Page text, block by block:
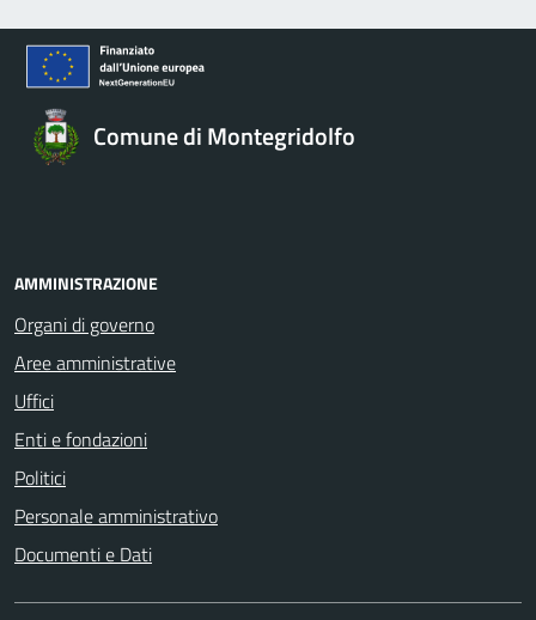
Comune di Montegridolfo
AMMINISTRAZIONE
Organi di governo
Aree amministrative
Uffici
Enti e fondazioni
Politici
Personale amministrativo
Documenti e Dati